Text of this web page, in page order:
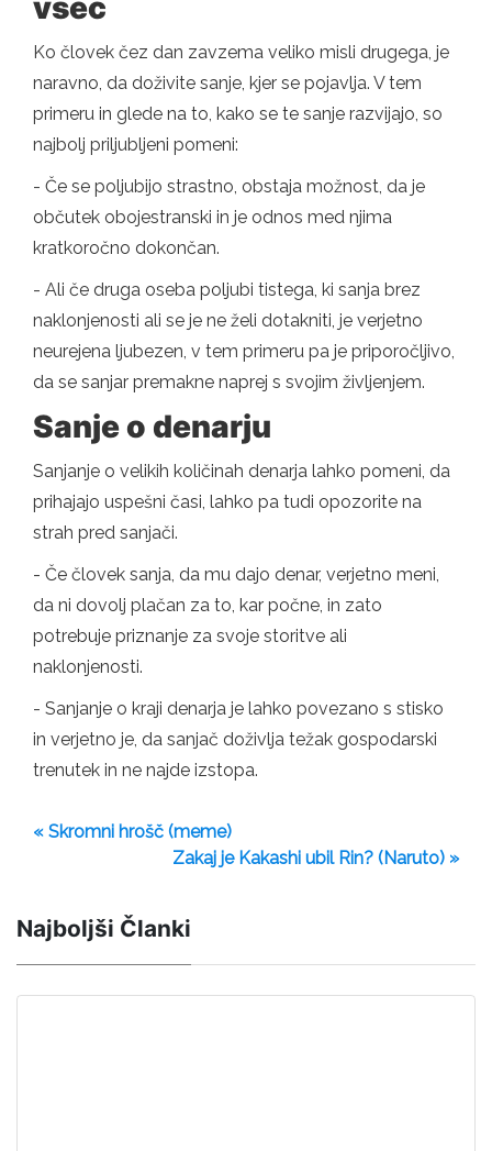
všeč
Ko človek čez dan zavzema veliko misli drugega, je
naravno, da doživite sanje, kjer se pojavlja. V tem
primeru in glede na to, kako se te sanje razvijajo, so
najbolj priljubljeni pomeni:
- Če se poljubijo strastno, obstaja možnost, da je
občutek obojestranski in je odnos med njima
kratkoročno dokončan.
- Ali če druga oseba poljubi tistega, ki sanja brez
naklonjenosti ali se je ne želi dotakniti, je verjetno
neurejena ljubezen, v tem primeru pa je priporočljivo,
da se sanjar premakne naprej s svojim življenjem.
Sanje o denarju
Sanjanje o velikih količinah denarja lahko pomeni, da
prihajajo uspešni časi, lahko pa tudi opozorite na
strah pred sanjači.
- Če človek sanja, da mu dajo denar, verjetno meni,
da ni dovolj plačan za to, kar počne, in zato
potrebuje priznanje za svoje storitve ali
naklonjenosti.
- Sanjanje o kraji denarja je lahko povezano s stisko
in verjetno je, da sanjač doživlja težak gospodarski
trenutek in ne najde izstopa.
« Skromni hrošč (meme)
Zakaj je Kakashi ubil Rin? (Naruto) »
Najboljši Članki